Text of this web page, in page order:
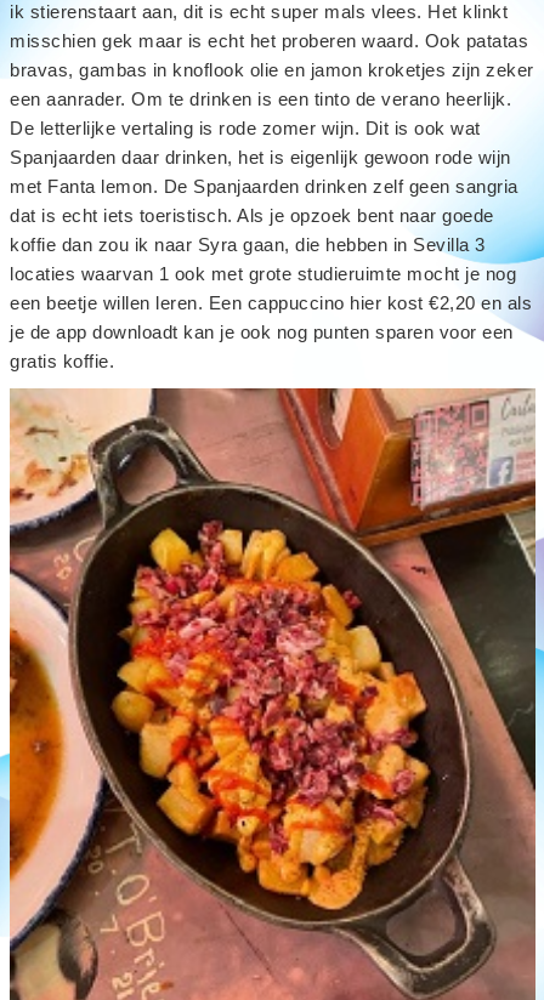
ik stierenstaart aan, dit is echt super mals vlees. Het klinkt
misschien gek maar is echt het proberen waard. Ook patatas
bravas, gambas in knoflook olie en jamon kroketjes zijn zeker
een aanrader. Om te drinken is een tinto de verano heerlijk.
De letterlijke vertaling is rode zomer wijn. Dit is ook wat
Spanjaarden daar drinken, het is eigenlijk gewoon rode wijn
met Fanta lemon. De Spanjaarden drinken zelf geen sangria
dat is echt iets toeristisch. Als je opzoek bent naar goede
koffie dan zou ik naar Syra gaan, die hebben in Sevilla 3
locaties waarvan 1 ook met grote studieruimte mocht je nog
een beetje willen leren. Een cappuccino hier kost €2,20 en als
je de app downloadt kan je ook nog punten sparen voor een
gratis koffie.